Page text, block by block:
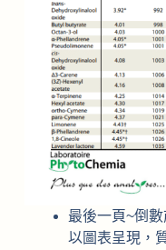
最後一頁~倒
以圖表呈現，